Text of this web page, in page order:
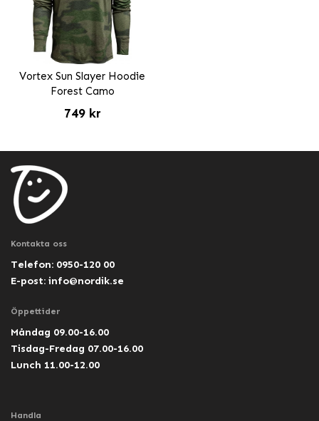
Vortex Sun Slayer Hoodie
Forest Camo
749 kr
Kontakta oss
Telefon: 0950-120 00
E-post: info@nordik.se
Öppettider
Måndag 09.00-16.00
Tisdag-Fredag 07.00-16.00
Lunch 11.00-12.00
Handla